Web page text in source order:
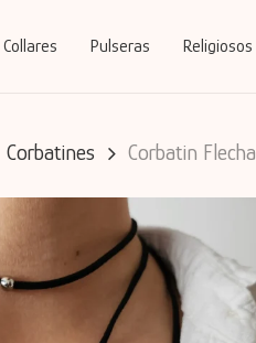
Collares Pulseras Religiosos
Corbatines Corbatin Flecha